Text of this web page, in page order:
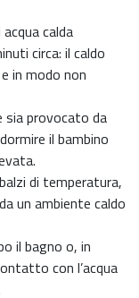
calda
circa: il caldo
in modo non
sia provocato da
il bambino
di temperatura,
un ambiente caldo
il bagno o, in
con l’acqua